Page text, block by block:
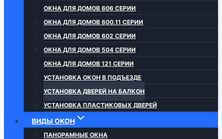
ОКНА ДЛЯ ДОМОВ 606 СЕРИИ
ОКНА ДЛЯ ДОМОВ 600.11 СЕРИИ
ОКНА ДЛЯ ДОМОВ 602 СЕРИИ
ОКНА ДЛЯ ДОМОВ 504 СЕРИИ
ОКНА ДЛЯ ДОМОВ 121 СЕРИИ
УСТАНОВКА ОКОН В ПОДЪЕЗДЕ
УСТАНОВКА ДВЕРЕЙ НА БАЛКОН
УСТАНОВКА ПЛАСТИКОВЫХ ДВЕРЕЙ
ВИДЫ ОКОН
ПАНОРАМНЫЕ ОКНА